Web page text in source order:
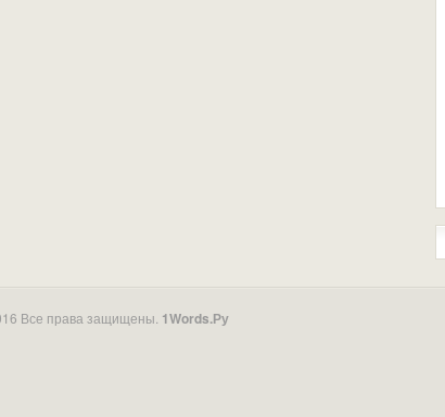
Все права защищены. 1Words.Ру